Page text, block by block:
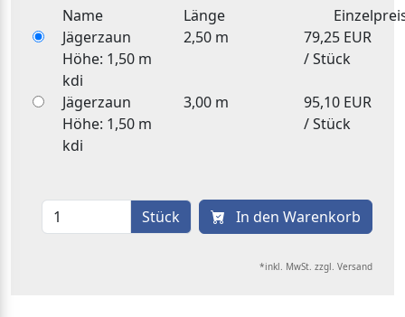
Name Länge
Jägerzaun
Höhe: 1,50 m
kdi
2,50 m
79,25 EUR
/ Stück
Jägerzaun
Höhe: 1,50 m
kdi
3,00 m
95,10 EUR
/ Stück
Stück In den Warenkorb
*inkl. MwSt. zzgl. Versand